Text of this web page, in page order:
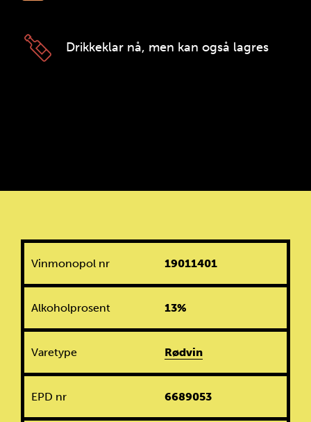
Drikkeklar nå, men kan også lagres
Vinmonopol nr 19011401
Alkoholprosent 13%
Varetype Rødvin
EPD nr 6689053